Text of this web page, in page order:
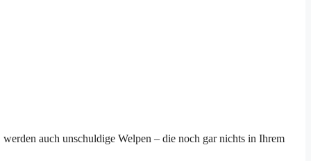
auch unschuldige Welpen – die noch gar nichts in Ihrem